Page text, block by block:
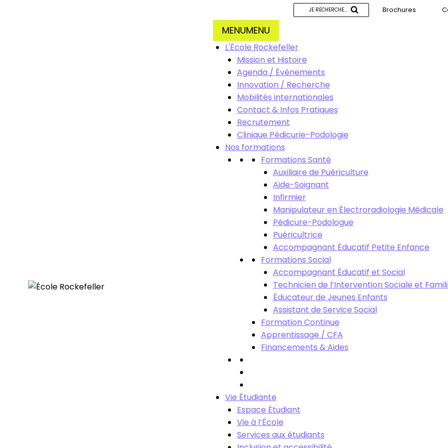
JE RECHERCHE.... Brochures
MENUMENU
L'École Rockefeller
Mission et Histoire
Agenda / Événements
Innovation / Recherche
Mobilités internationales
Contact & Infos Pratiques
Recrutement
Clinique Pédicurie-Podologie
Nos formations
Formations Santé
Auxiliaire de Puériculture
Aide-Soignant
Infirmier
Manipulateur en Électroradiologie Médicale
Pédicure-Podologue
Puéricultrice
Accompagnant Éducatif Petite Enfance
Formations Social
Accompagnant Éducatif et Social
Technicien de l’Intervention Sociale et
Éducateur de Jeunes Enfants
Assistant de Service Social
Formation Continue
Apprentissage / CFA
Financements & Aides
Vie Étudiante
Espace Étudiant
Vie à l’École
Services aux étudiants